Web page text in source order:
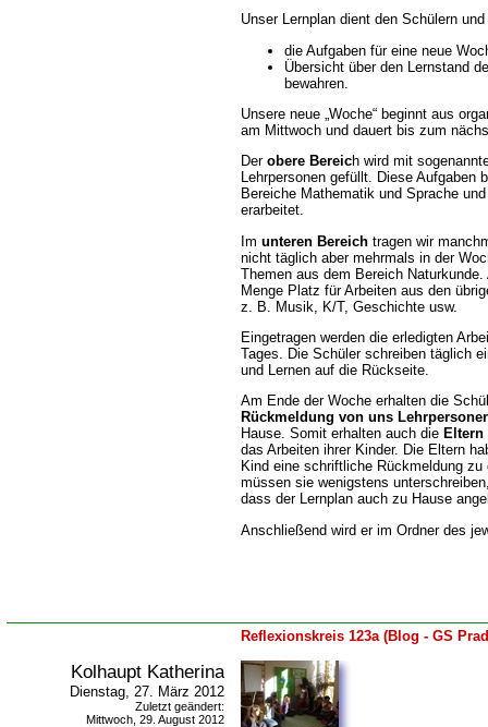
Unser Lernplan dient den Schülern
die Aufgaben für eine neue
Übersicht über den Lernstand
bewahren.
Unsere neue „Woche“ beginnt aus
am Mittwoch und dauert bis zum
Derobere Bereich wird mit
Lehrpersonen gefüllt. Diese Aufgaben
Bereiche Mathematik und Sprache
erarbeitet.
Im unteren Bereich tragen wir
nicht täglich aber mehrmals in der
Themen aus dem Bereich
Menge Platz für Arbeiten aus den
z. B. Musik, K/T, Geschichte usw.
Eingetragen werden die erledigten
Tages. Die Schüler schreiben täglich
und Lernen auf die Rückseite.
Am Ende der Woche erhalten die
Rückmeldung von uns
Hause. Somit erhalten auch die Eltern
das Arbeiten ihrer Kinder. Die Eltern
Kind eine schriftliche Rückmeldung
müssen sie wenigstens
dass der Lernplan auch zu Hause
Anschließend wird er im Ordner des
Reflexionskreis 123a (Blog - GS
Kolhaupt Katherina
Dienstag, 27. März 2012
Zuletzt geändert:
Mittwoch, 29. August 2012